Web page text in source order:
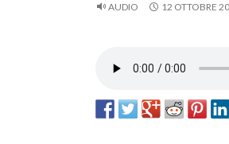
AUDIO 12 OTTOBRE